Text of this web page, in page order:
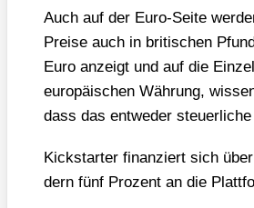
Auch auf der Euro-Sei­te
Prei­se auch in bri­ti­schen
Euro anzeigt und auf die
euro­päi­schen Wäh­rung,
dass das ent­we­der
Kick­star­ter finan­ziert sich
dern fünf Pro­zent an die